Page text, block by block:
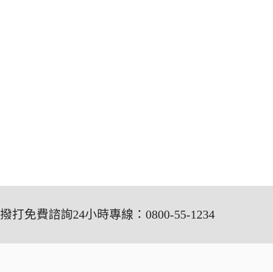
撥打免費諮詢24小時專線：0800-55-1234